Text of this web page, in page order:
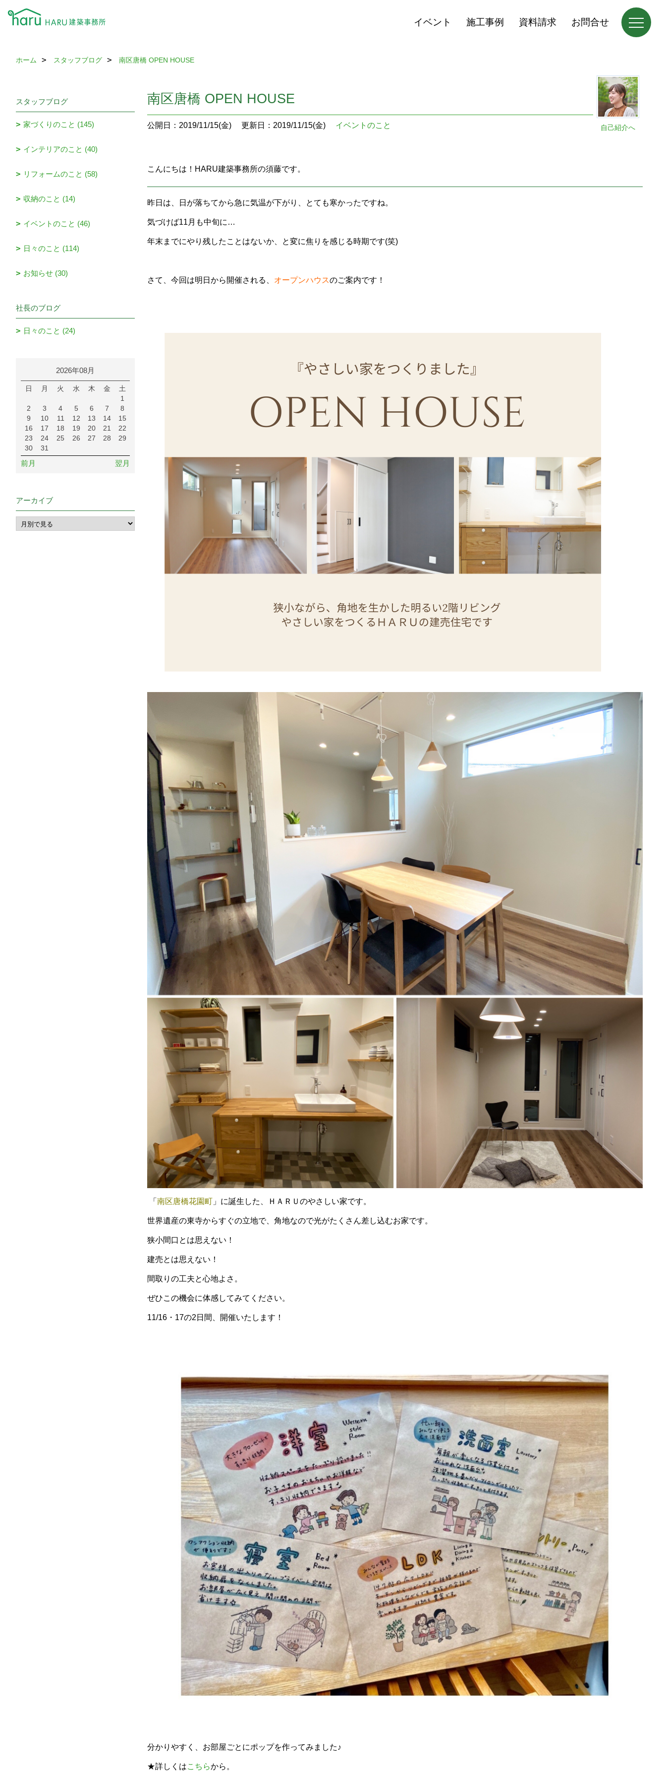
イベント 施工事例 資料請求 お問合せ
ホーム スタッフブログ 南区唐橋 OPEN HOUSE
自己紹介へ
南区唐橋 OPEN HOUSE
公開日：2019/11/15(金) 更新日：2019/11/15(金) イベントのこと
こんにちは！HARU建築事務所の須藤です。
昨日は、日が落ちてから急に気温が下がり、とても寒かったですね。
気づけば11月も中旬に…
年末までにやり残したことはないか、と変に焦りを感じる時期です(笑)
さて、今回は明日から開催される、 オープンハウスのご案内です！
「 南区唐橋花園町 」に誕生した、ＨＡＲＵのやさしい家です。
世界遺産の東寺からすぐの立地で、角地なので光がたくさん差し込むお家です。
狭小間口とは思えない！
建売とは思えない！
間取りの工夫と心地よさ。
ぜひこの機会に体感してみてください。
11/16・17の2日間、開催いたします！
分かりやすく、お部屋ごとにポップを作ってみました♪
★詳しくはこちらから。
スタッフブログ
家づくりのこと (145)
インテリアのこと (40)
リフォームのこと (58)
収納のこと (14)
イベントのこと (46)
日々のこと (114)
お知らせ (30)
社長のブログ
日々のこと (24)
2026年08月
日 月 火 水 木 金
土
1
2
3 4 5 6 7
8
9
10 11 12 13 14
15
16
17 18 19 20 21
22
23
24 25 26 27 28
29
30
31
前月 翌月
アーカイブ